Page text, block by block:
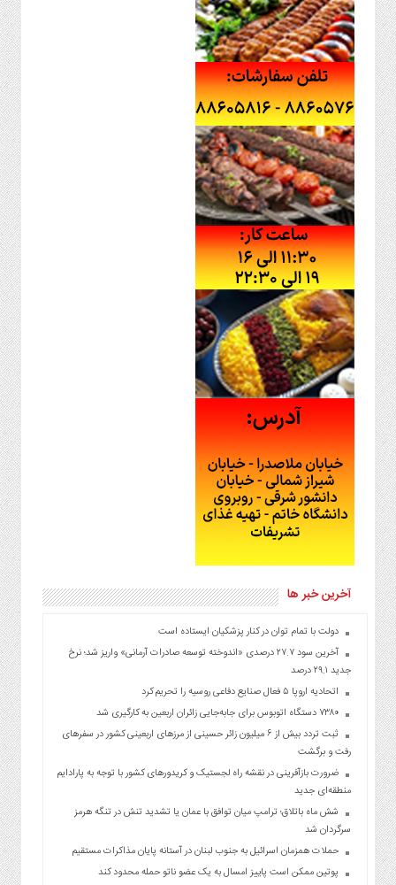
آخرین خبر ها
دولت با تمام توان در کنار پزشکیان ایستاده است
آخرین سود ۲۷.۷ درصدی «اندوخته توسعه صادرات آرمانی» واریز شد؛ نرخ
جدید ۲۹.۱ درصد
اتحادیه اروپا ۵ فعال صنایع دفاعی روسیه را تحریم کرد
۷۳۸۰ دستگاه اتوبوس برای جابه‌جایی زائران اربعین به‌ کارگیری شد
ثبت تردد بیش از ۶ میلیون زائر حسینی از مرزهای اربعینی کشور در سفرهای
رفت و برگشت
ضرورت بازآفرینی در نقشه راه لجستیک و کریدورهای کشور با توجه به پارادایم
منطقه‌ای جدید
شش ماه باتلاق؛ ترامپ میان توافق با عمان یا تشدید تنش در تنگه هرمز
سرگردان شد
حملات همزمان اسرائیل به جنوب لبنان در آستانه پایان مذاکرات مستقیم
پوتین ممکن است پاییز امسال به یک عضو ناتو حمله محدود کند